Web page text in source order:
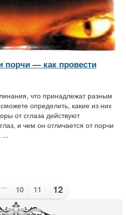
порчи — как провести
что принадлежат разным
определить, какие из них
от сглаза действуют
и чем он отличается от порчи
...
… 10 11 12